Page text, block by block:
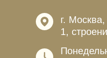
г.
1,